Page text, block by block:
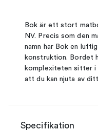
Bok är ett stort
NV. Precis som den
namn har Bok en
konstruktion. Bordet
komplexiteten sitter i
att du kan njuta av
Specifikation